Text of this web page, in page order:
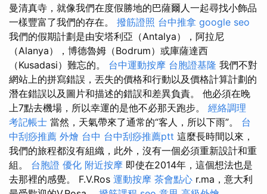
曼清真寺，就像我們在度假勝地的巴薩爾人一起尋找小飾品
一樣豐富了我們的存在。 撥筋證照 台中推拿 google seo
我們的假期計劃是由安塔利亞（Antalya），阿拉尼
（Alanya），博德魯姆（Bodrum）或庫薩達西
（Kusadasi）難忘的。 台中運動按摩 台胞證基隆 我們不對
網站上的拼寫錯誤，丟失的價格和行動以及價格計算計劃的
潛在錯誤以及圖片和描述的錯誤和差異負責。 他必須在晚
上7點去機場，所以幸運的是他不必那天跑步。 經絡調理
考記帳士 當然，天氣帶來了通常的“客人，所以下雨”。 台
中刮痧推薦 外燴 台中 台中刮痧推薦ptt 這麼長時間以來，
我們的旅程都沒有組織，此外，沒有一個必須重新設計和重
組。 台胞證 優化 附近按摩 即使在2014年，這個想法也是
去那裡的感覺。 F.V.Ros 運動按摩 茶會點心 r.ma，意大利